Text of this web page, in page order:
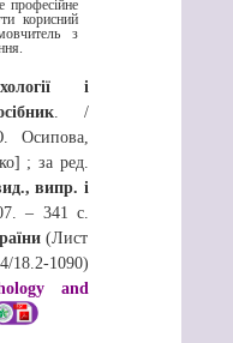
професійне
корисний
з
і
. /
; за ред.
випр. і
– 341 с.
(Лист
1090)
and